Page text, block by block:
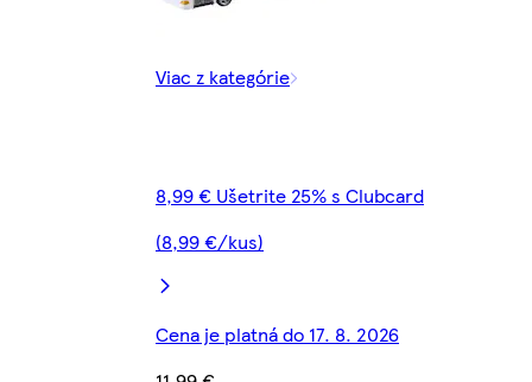
Viac z kategórie
8,99 € Ušetrite 25% s Clubcard
(8,99 €/kus)
Cena je platná do 17. 8. 2026